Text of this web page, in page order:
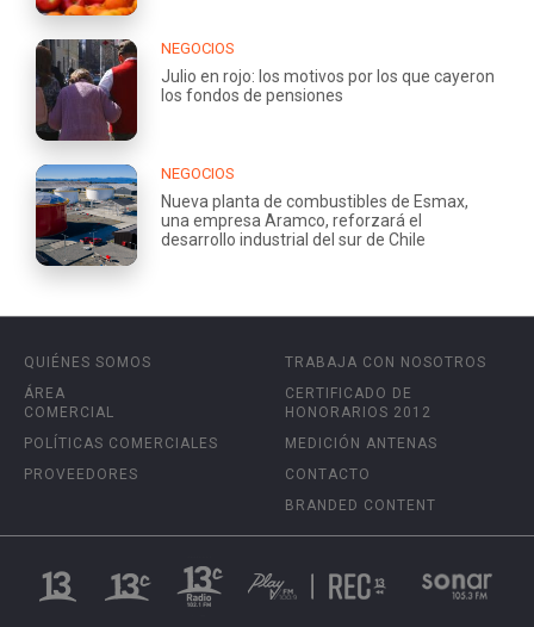
NEGOCIOS
Julio en rojo: los motivos por los que cayeron
los fondos de pensiones
NEGOCIOS
Nueva planta de combustibles de Esmax,
una empresa Aramco, reforzará el
desarrollo industrial del sur de Chile
QUIÉNES SOMOS
ÁREA
COMERCIAL
POLÍTICAS COMERCIALES
PROVEEDORES
TRABAJA CON NOSOTROS
CERTIFICADO DE
HONORARIOS 2012
MEDICIÓN ANTENAS
CONTACTO
BRANDED CONTENT